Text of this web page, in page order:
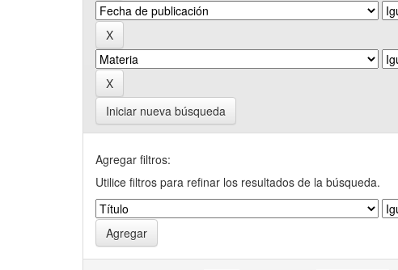
Iniciar nueva búsqueda
Agregar filtros:
Utilice filtros para refinar los resultados de la búsqueda.